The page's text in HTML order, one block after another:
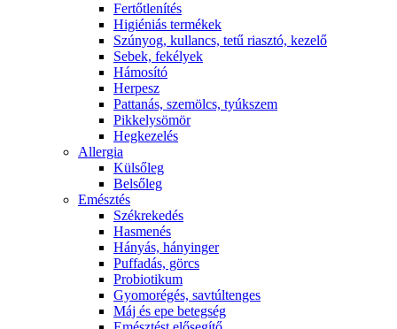
Fertőtlenítés
Higiéniás termékek
Szúnyog, kullancs, tetű riasztó, kezelő
Sebek, fekélyek
Hámosító
Herpesz
Pattanás, szemölcs, tyúkszem
Pikkelysömör
Hegkezelés
Allergia
Külsőleg
Belsőleg
Emésztés
Székrekedés
Hasmenés
Hányás, hányinger
Puffadás, görcs
Probiotikum
Gyomorégés, savtúltenges
Máj és epe betegség